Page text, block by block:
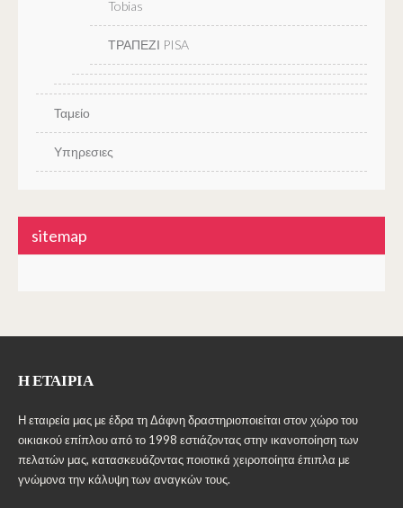
Tobias
ΤΡΑΠΕΖΙ PISA
Ταμείο
Υπηρεσιες
sitemap
Η ΕΤΑΙΡΊΑ
Η εταιρεία μας με έδρα τη Δάφνη δραστηριοποιείται στον χώρο του
οικιακού επίπλου από το 1998 εστιάζοντας στην ικανοποίηση των
πελατών μας, κατασκευάζοντας ποιοτικά χειροποίητα έπιπλα με
γνώμονα την κάλυψη των αναγκών τους.